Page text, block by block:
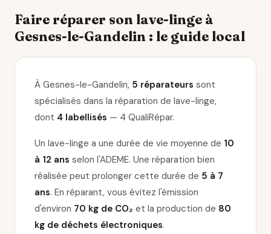
Faire réparer son lave-linge à
Gesnes-le-Gandelin : le guide local
À Gesnes-le-Gandelin, 5 réparateurs sont
spécialisés dans la réparation de lave-linge,
dont 4 labellisés — 4 QualiRépar.
Un lave-linge a une durée de vie moyenne de 10
à 12 ans selon l'ADEME. Une réparation bien
réalisée peut prolonger cette durée de 5 à 7
ans. En réparant, vous évitez l'émission
d'environ 70 kg de CO₂ et la production de 80
kg de déchets électroniques.